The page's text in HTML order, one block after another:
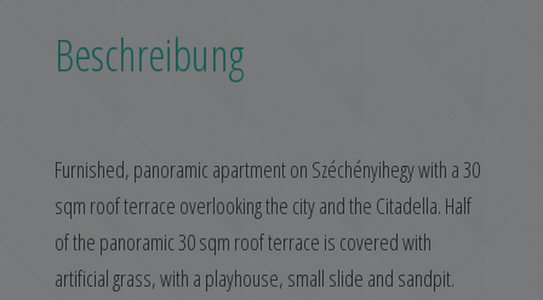
Beschreibung
Furnished, panoramic apartment on Széchényihegy with a 30
sqm roof terrace overlooking the city and the Citadella. Half
of the panoramic 30 sqm roof terrace is covered with
artificial grass, with a playhouse, small slide and sandpit.